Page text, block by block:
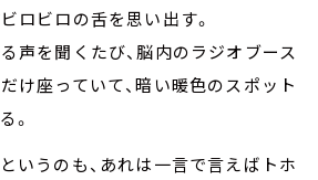
ロビロの舌を思い出す。
声を聞くたび、脳内のラジオブース
け座っていて、暗い暖色のスポット
。
いうのも、あれは一言で言えばトホ